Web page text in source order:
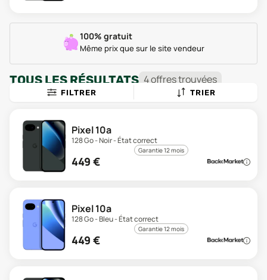
100% gratuit
Même prix que sur le site vendeur
TOUS LES RÉSULTATS 4offrestrouvées
FILTRER TRIER
Pixel 10a
128 Go - Noir - État correct
Garantie 12 mois
449 €
Pixel 10a
128 Go - Bleu - État correct
Garantie 12 mois
449 €